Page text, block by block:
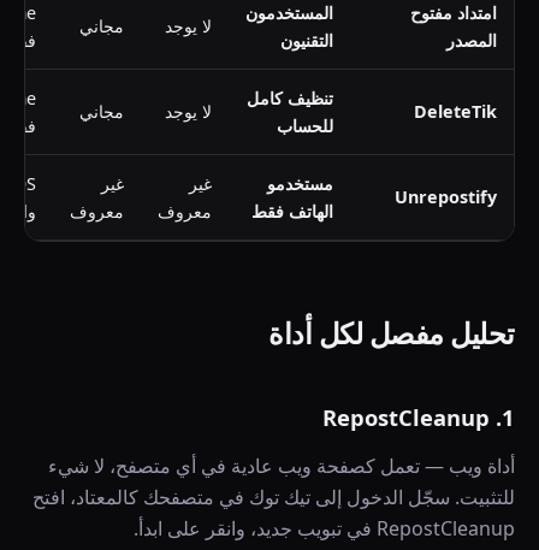
امتداد مفتوح
المصدر
المستخدمون
التقنيون
لا يوجد مجاني
فقط
DeleteTik
تنظيف كامل
للحساب
لا يوجد مجاني
فقط
Unrepostify
مستخدمو
الهاتف فقط
غير
معروف
غير
معروف
iOS
وAndroid
تحليل مفصل لكل أداة
1. RepostCleanup
أداة ويب — تعمل كصفحة ويب عادية في أي متصفح، لا شيء
للتثبيت. سجّل الدخول إلى تيك توك في متصفحك كالمعتاد، افتح
RepostCleanup في تبويب جديد، وانقر على ابدأ.